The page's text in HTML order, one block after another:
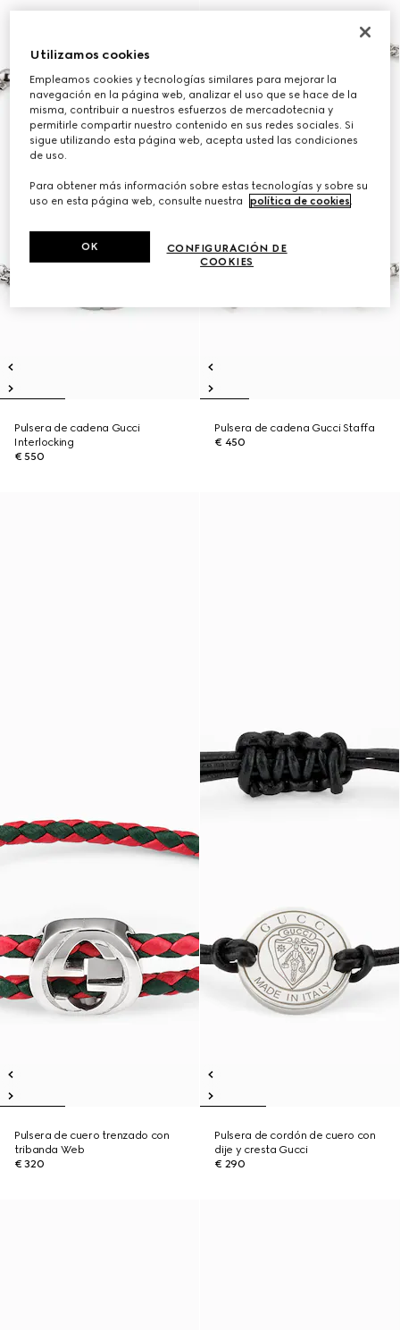
Pulsera de cadena Gucci
Interlocking
€ 550
Pulsera de cadena Gucci Staffa
€ 450
Pulsera de cuero trenzado con
tribanda Web
€ 320
Pulsera de cordón de cuero con
dije y cresta Gucci
€ 290
Utilizamos cookies
Empleamos cookies y tecnologías similares para mejorar la
navegación en la página web, analizar el uso que se hace de la
misma, contribuir a nuestros esfuerzos de mercadotecnia y
permitirle compartir nuestro contenido en sus redes sociales. Si
sigue utilizando esta página web, acepta usted las condiciones
de uso.
Para obtener más información sobre estas tecnologías y sobre su
uso en esta página web, consulte nuestra
política de cookies.
CONFIGURACIÓN DE
COOKIES
OK